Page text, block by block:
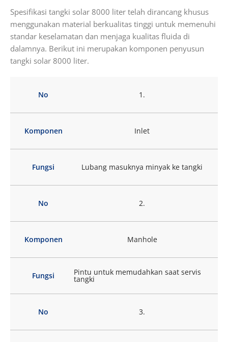
Spesifikasi tangki solar 8000 liter telah dirancang khusus
menggunakan material berkualitas tinggi untuk memenuhi
standar keselamatan dan menjaga kualitas fluida di
dalamnya. Berikut ini merupakan komponen penyusun
tangki solar 8000 liter.
No 1.
Komponen Inlet
Fungsi Lubang masuknya minyak ke tangki
No 2.
Komponen Manhole
Fungsi Pintu untuk memudahkan saat servis
tangki
No 3.